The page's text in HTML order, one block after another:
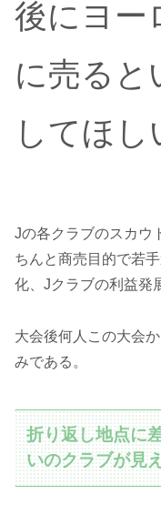
後にヨー
に売ると
してほし
Jの各クラブのスカウ
ちんと商売目的で若
化、Jクラブの利益発
大会後何人この大会
みである。
折り返し地点に
いのクラブが見